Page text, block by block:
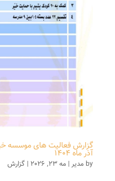
گزارش فعالیت های موسسه
آذر ماه ۱۴۰۴
by مدیر| مه 23, 2026 | گزارش